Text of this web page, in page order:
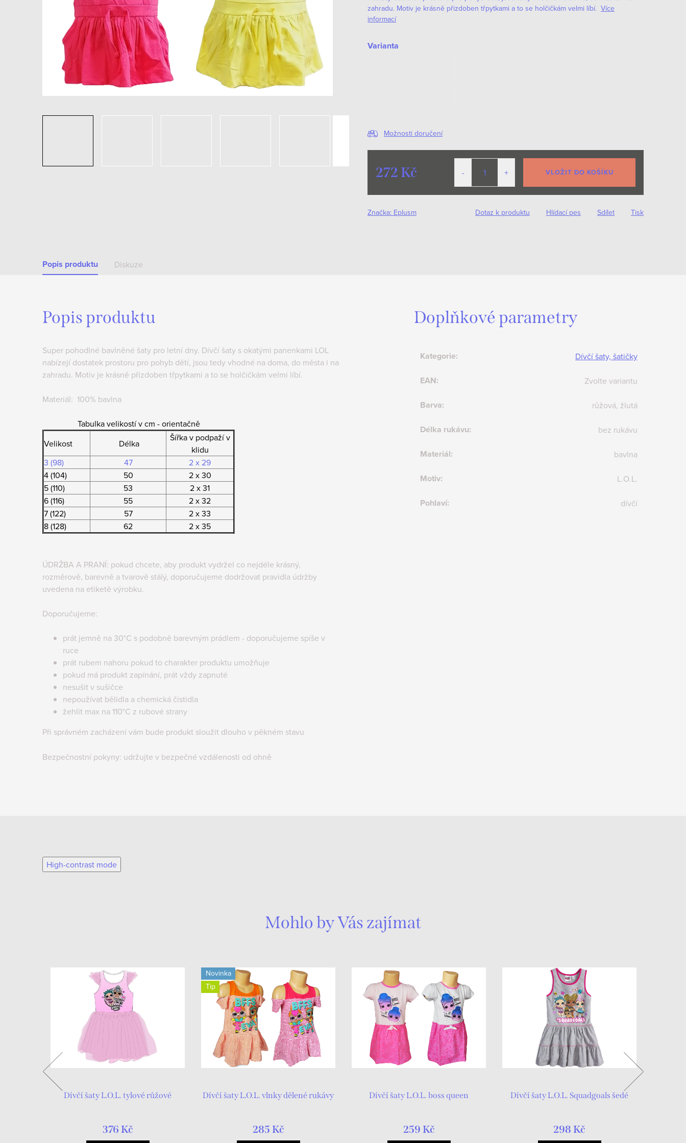
zahradu. Motiv je krásně přizdoben třpytkami a to se holčičkám velmi líbí. Více
informací
Varianta
Možnosti doručení
272 Kč
cena:
VLOŽIT DO KOŠÍKU
Značka: Eplusm Tisk
Dotaz k produktu Hlídací pes Sdílet
Popis produktu Diskuze
Popis produktu
Super pohodlné bavlněné šaty pro letní dny. Dívčí šaty s okatými panenkami LOL
nabízejí dostatek prostoru pro pohyb dětí, jsou tedy vhodné na doma, do města i na
zahradu. Motiv je krásně přizdoben třpytkami a to se holčičkám velmi líbí.
Materiál: 100% bavlna
Tabulka velikostí v cm - orientačně
Velikost
Délka
Šířka v podpaží v
klidu
3 (98)
47
2 x 29
4 (104)
50
2 x 30
5 (110)
53
2 x 31
6 (116)
55
2 x 32
7 (122)
57
2 x 33
8 (128)
62 2 x 35
ÚDRŽBA A PRANÍ: pokud chcete, aby produkt vydržel co nejdéle krásný,
rozměrově, barevně a tvarově stálý, doporučujeme dodržovat pravidla údržby
uvedena na etiketě výrobku.
Doporučujeme:
prát jemně na 30°C s podobně barevným prádlem - doporučujeme spíše v
ruce
prát rubem nahoru pokud to charakter produktu umožňuje
pokud má produkt zapínání, prát vždy zapnuté
nesušit v sušičce
nepoužívat bělidla a chemická čistidla
žehlit max na 110°C z rubové strany
Při správném zacházení vám bude produkt sloužit dlouho v pěkném stavu
Bezpečnostní pokyny: udržujte v bezpečné vzdálenosti od ohně
Doplňkové parametry
Kategorie: Dívčí šaty, šatičky
EAN: Zvolte variantu
Barva: růžová, žlutá
Délka rukávu: bez rukávu
Materiál: bavlna
Motiv: L.O.L.
Pohlaví: dívčí
High-contrast mode
Mohlo by Vás zajímat
Dívčí šaty L.O.L. tylové růžové
376 Kč
Novinka
Tip
Dívčí šaty L.O.L. vlnky dělené rukávy
285 Kč
Dívčí šaty L.O.L. boss queen
259 Kč
Dívčí šaty L.O.L. Squadgoals šedé
298 Kč